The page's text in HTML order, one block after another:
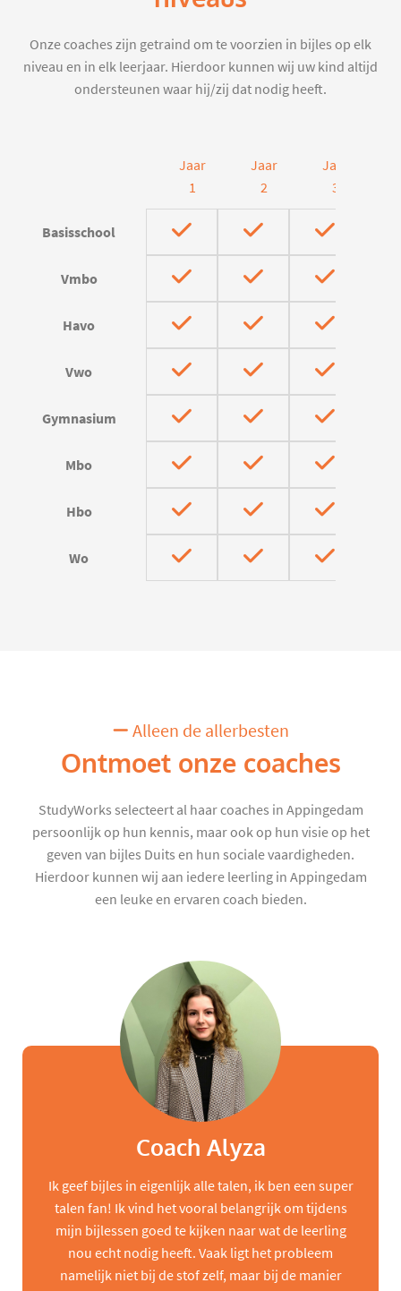
Onze coaches zijn getraind om te voorzien in bijles op elk
niveau en in elk leerjaar. Hierdoor kunnen wij uw kind altijd
ondersteunen waar hij/zij dat nodig heeft.
Jaar
1
Jaar
2
Jaar
3
Basisschool
Vmbo
Havo
Vwo
Gymnasium
Mbo
Hbo
Wo
Alleen de allerbesten
Ontmoet onze coaches
StudyWorks selecteert al haar coaches in Appingedam
persoonlijk op hun kennis, maar ook op hun visie op het
geven van bijles Duits en hun sociale vaardigheden.
Hierdoor kunnen wij aan iedere leerling in Appingedam
een leuke en ervaren coach bieden.
Coach Alyza
Ik geef bijles in eigenlijk alle talen, ik ben een super
talen fan! Ik vind het vooral belangrijk om tijdens
mijn bijlessen goed te kijken naar wat de leerling
nou echt nodig heeft. Vaak ligt het probleem
namelijk niet bij de stof zelf, maar bij de manier